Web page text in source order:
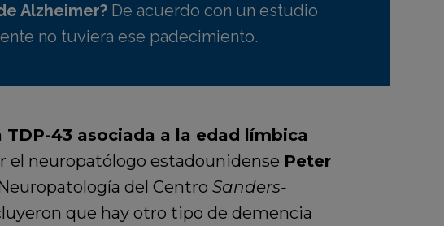
Alzheimer?De acuerdo con un estudio
no tuviera ese padecimiento.
TDP-43 asociada a la edad límbica
el neuropatólogo estadounidense Peter
del Centro Sanders-
que hay otro tipo de demencia